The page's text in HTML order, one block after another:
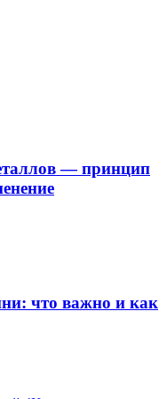
— принцип
что важно и как